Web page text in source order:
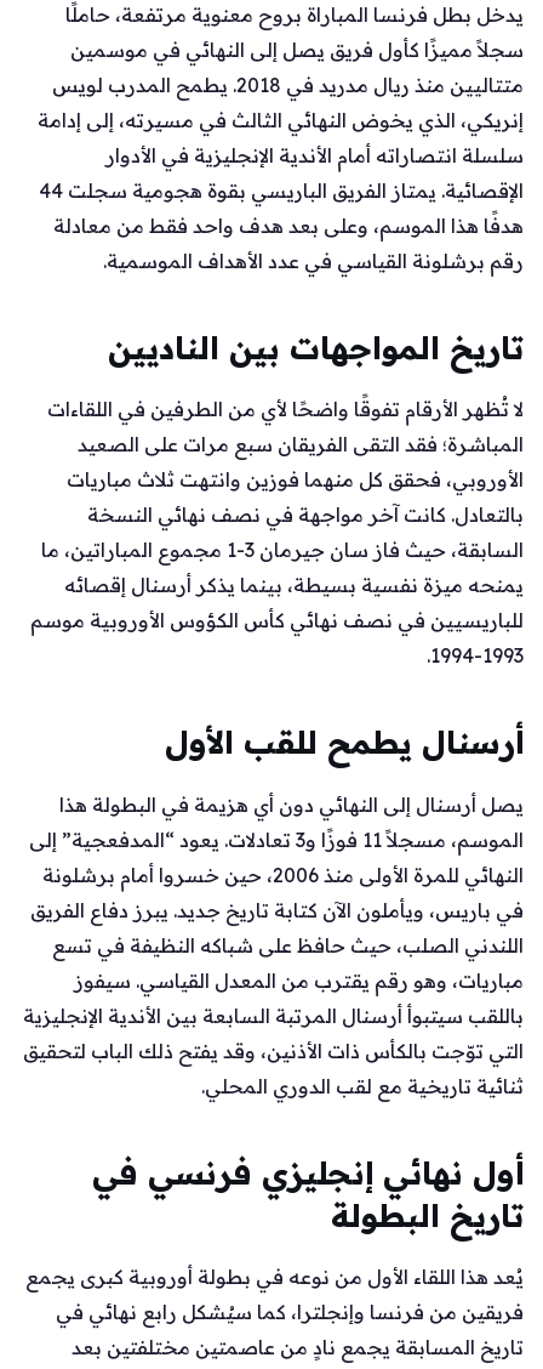
يدخل بطل فرنسا المباراة بروح معنوية مرتفعة، حاملًا
سجلاً مميزًا كأول فريق يصل إلى النهائي في موسمين
متتاليين منذ ريال مدريد في 2018. يطمح المدرب لويس
إنريكي، الذي يخوض النهائي الثالث في مسيرته، إلى إدامة
سلسلة انتصاراته أمام الأندية الإنجليزية في الأدوار
الإقصائية. يمتاز الفريق الباريسي بقوة هجومية سجلت 44
هدفًا هذا الموسم، وعلى بعد هدف واحد فقط من معادلة
رقم برشلونة القياسي في عدد الأهداف الموسمية.
تاريخ المواجهات بين الناديين
لا تُظهر الأرقام تفوقًا واضحًا لأي من الطرفين في اللقاءات
المباشرة؛ فقد التقى الفريقان سبع مرات على الصعيد
الأوروبي، فحقق كل منهما فوزين وانتهت ثلاث مباريات
بالتعادل. كانت آخر مواجهة في نصف نهائي النسخة
السابقة، حيث فاز سان جيرمان 3-1 مجموع المباراتين، ما
يمنحه ميزة نفسية بسيطة، بينما يذكر أرسنال إقصائه
للباريسيين في نصف نهائي كأس الكؤوس الأوروبية موسم
1993-1994.
أرسنال يطمح للقب الأول
يصل أرسنال إلى النهائي دون أي هزيمة في البطولة هذا
الموسم، مسجلاً 11 فوزًا و3 تعادلات. يعود “المدفعجية” إلى
النهائي للمرة الأولى منذ 2006، حين خسروا أمام برشلونة
في باريس، ويأملون الآن كتابة تاريخ جديد. يبرز دفاع الفريق
اللندني الصلب، حيث حافظ على شباكه النظيفة في تسع
مباريات، وهو رقم يقترب من المعدل القياسي. سيفوز
باللقب سيتبوأ أرسنال المرتبة السابعة بين الأندية الإنجليزية
التي توّجت بالكأس ذات الأذنين، وقد يفتح ذلك الباب لتحقيق
ثنائية تاريخية مع لقب الدوري المحلي.
أول نهائي إنجليزي فرنسي في
تاريخ البطولة
يُعد هذا اللقاء الأول من نوعه في بطولة أوروبية كبرى يجمع
فريقين من فرنسا وإنجلترا، كما سيُشكل رابع نهائي في
تاريخ المسابقة يجمع نادٍ من عاصمتين مختلفتين بعد